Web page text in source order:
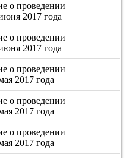
о проведении
2017 года
о проведении
2017 года
о проведении
2017 года
о проведении
2017 года
о проведении
2017 года